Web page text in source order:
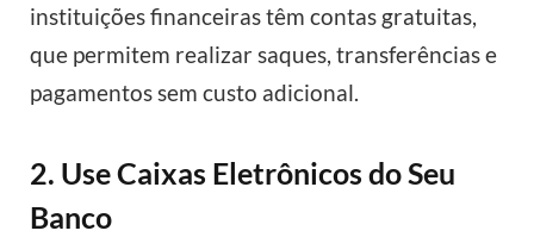
instituições financeiras têm contas gratuitas,
que permitem realizar saques, transferências e
pagamentos sem custo adicional.
2. Use Caixas Eletrônicos do Seu
Banco